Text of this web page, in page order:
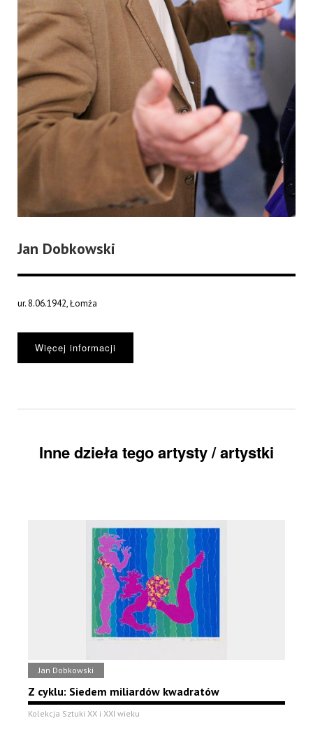
Jan Dobkowski
ur. 8.06.1942, Łomża
Więcej informacji
Inne dzieła tego artysty / artystki
Jan Dobkowski
Z cyklu: Siedem miliardów kwadratów
Kolekcja Sztuki XX i XXI wieku